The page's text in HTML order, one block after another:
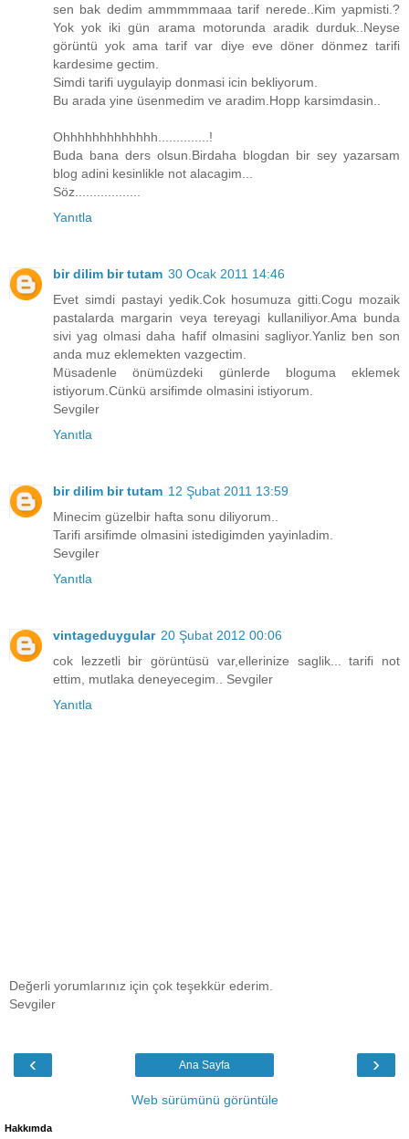
sen bak dedim ammmmmaaa tarif nerede..Kim yapmisti.?
Yok yok iki gün arama motorunda aradik durduk..Neyse
görüntü yok ama tarif var diye eve döner dönmez tarifi
kardesime gectim.
Simdi tarifi uygulayip donmasi icin bekliyorum.
Bu arada yine üsenmedim ve aradim.Hopp karsimdasin..
Ohhhhhhhhhhhhh..............!
Buda bana ders olsun.Birdaha blogdan bir sey yazarsam
blog adini kesinlikle not alacagim...
Söz..................
Yanıtla
bir dilim bir tutam 30 Ocak 2011 14:46
Evet simdi pastayi yedik.Cok hosumuza gitti.Cogu mozaik
pastalarda margarin veya tereyagi kullaniliyor.Ama bunda
sivi yag olmasi daha hafif olmasini sagliyor.Yanliz ben son
anda muz eklemekten vazgectim.
Müsadenle önümüzdeki günlerde bloguma eklemek
istiyorum.Cünkü arsifimde olmasini istiyorum.
Sevgiler
Yanıtla
bir dilim bir tutam 12 Şubat 2011 13:59
Minecim güzelbir hafta sonu diliyorum..
Tarifi arsifimde olmasini istedigimden yayinladim.
Sevgiler
Yanıtla
vintageduygular 20 Şubat 2012 00:06
cok lezzetli bir görüntüsü var,ellerinize saglik... tarifi not
ettim, mutlaka deneyecegim.. Sevgiler
Yanıtla
Değerli yorumlarınız için çok teşekkür ederim.
Sevgiler
‹ ›
Ana Sayfa
Web sürümünü görüntüle
Hakkımda